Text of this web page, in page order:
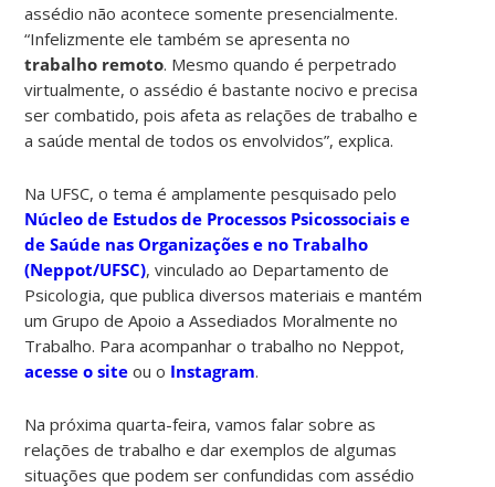
assédio não acontece somente presencialmente.
“Infelizmente ele também se apresenta no
trabalho remoto. Mesmo quando é perpetrado
virtualmente, o assédio é bastante nocivo e precisa
ser combatido, pois afeta as relações de trabalho e
a saúde mental de todos os envolvidos”, explica.
Na UFSC, o tema é amplamente pesquisado pelo
Núcleo de Estudos de Processos Psicossociais e
de Saúde nas Organizações e no Trabalho
(Neppot/UFSC), vinculado ao Departamento de
Psicologia, que publica diversos materiais e mantém
um Grupo de Apoio a Assediados Moralmente no
Trabalho. Para acompanhar o trabalho no Neppot,
acesse o site ou o Instagram.
Na próxima quarta-feira, vamos falar sobre as
relações de trabalho e dar exemplos de algumas
situações que podem ser confundidas com assédio